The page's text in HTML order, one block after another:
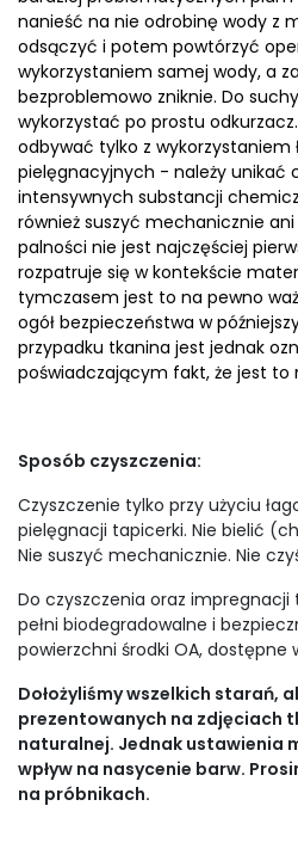
nanieść na nie odrobinę wody z
odsączyć i potem powtórzyć
wykorzystaniem samej wody, a
bezproblemowo zniknie. Do
wykorzystać po prostu
odbywać tylko z wykorzystaniem
pielęgnacyjnych - należy unikać
intensywnych substancji
również suszyć mechanicznie
palności nie jest najczęściej
rozpatruje się w kontekście
tymczasem jest to na pewno
ogół bezpieczeństwa w
przypadku tkanina jest jednak
poświadczającym fakt, że jest to
Sposób czyszczenia:
Czyszczenie tylko przy użyciu
pielęgnacji tapicerki. Nie bielić
Nie suszyć mechanicznie. Nie
Do czyszczenia oraz
pełni biodegradowalne i
powierzchni środki OA, dostępne
Dołożyliśmy wszelkich starań,
prezentowanych na zdjęciach
naturalnej. Jednak ustawienia
wpływ na nasycenie barw.
na próbnikach.